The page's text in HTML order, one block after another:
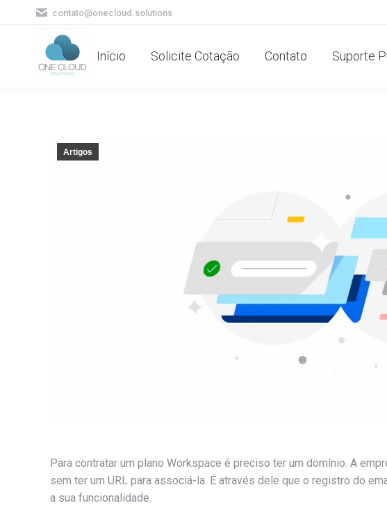
contato@onecloud.solutions
Início Solicite Cotação Contato Suporte
Artigos
Para contratar um plano Workspace é preciso ter um domínio. A
sem ter um URL para associá-la. É através dele que o registro do
a sua funcionalidade.